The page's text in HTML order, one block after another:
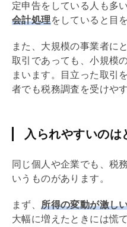
定申告をしている人も多い
会計処理をしていると目
また、大規模の事業者に
取引であっても、小規模
まいます。目立った取引
者でも税務調査を受けや
入られやすいのは
同じ個人や企業でも、税
いうものがあります。
まず、所得の変動が激し
大幅に増えたときには慌